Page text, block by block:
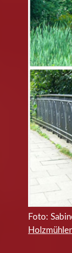
Foto: